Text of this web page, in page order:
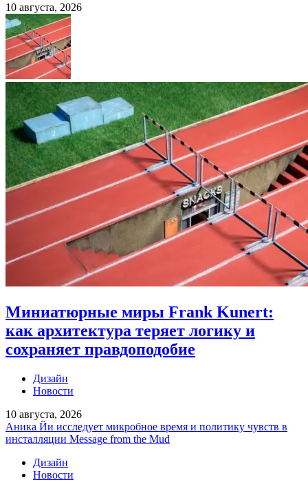
10 августа, 2026
Миниатюрные миры Frank Kunert:
как архитектура теряет логику и
сохраняет правдоподобие
Дизайн
Новости
10 августа, 2026
Аника Йи исследует микробное время и политику чувств в
инсталляции Message from the Mud
Дизайн
Новости